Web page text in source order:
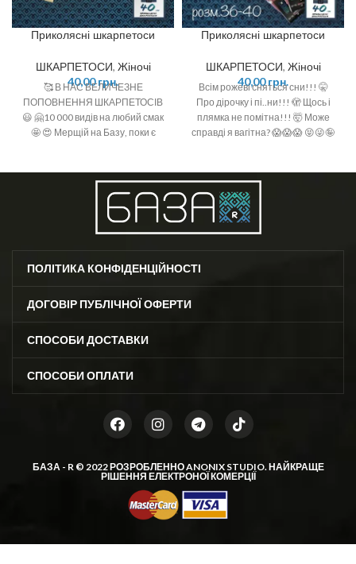
Приколясні шкарпетоси
ШКАРПЕТОСИ, Жіночі
40,00грн.
🥰 В НАС ВЕЛИЧЕЗНЕ
ПОПОВНЕННЯ ШКАРПЕТОСІВ
😃 🤗10 000 видів на любий смак
🤩 😍 Мерщій на Базу, поки є
Приколясні шкарпетоси
ШКАРПЕТОСИ, Жіночі
40,00грн.
Всім рожеві сняться сни!!! 🤫
Про дірочку і пі..ни!!! 🫣 Щось і
плямка не помітна!!! 🤯 Може
справді я вагітна? 😱😱😱 😝😜🤪
6%, спандекс 2% ❣️ Розмір: 36-40
(One size)
ПОЛІТИКА КОНФІДЕНЦІЙНОСТІ
ДОГОВІР ПУБЛІЧНОЇ ОФЕРТИ
СПОСОБИ ДОСТАВКИ
СПОСОБИ ОПЛАТИ
БАЗА - R © 2022 РОЗРОБЛЕННОANONIX STUDIO. НАЙКРАЩЕ
РІШЕННЯ ЕЛЕКТРОНОЇ КОМЕРЦІЇ